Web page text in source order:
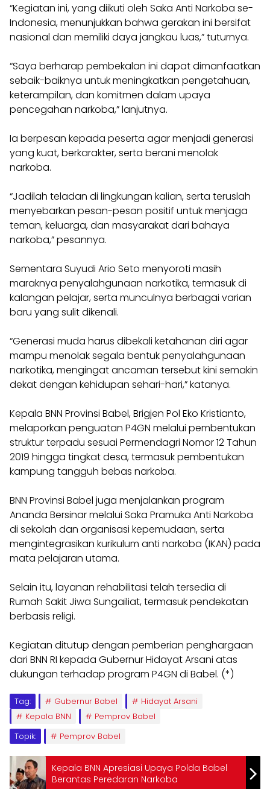
“Kegiatan ini, yang diikuti oleh Saka Anti Narkoba se-
Indonesia, menunjukkan bahwa gerakan ini bersifat
nasional dan memiliki daya jangkau luas,” tuturnya.
“Saya berharap pembekalan ini dapat dimanfaatkan
sebaik-baiknya untuk meningkatkan pengetahuan,
keterampilan, dan komitmen dalam upaya
pencegahan narkoba,” lanjutnya.
Ia berpesan kepada peserta agar menjadi generasi
yang kuat, berkarakter, serta berani menolak
narkoba.
“Jadilah teladan di lingkungan kalian, serta teruslah
menyebarkan pesan-pesan positif untuk menjaga
teman, keluarga, dan masyarakat dari bahaya
narkoba,” pesannya.
Sementara Suyudi Ario Seto menyoroti masih
maraknya penyalahgunaan narkotika, termasuk di
kalangan pelajar, serta munculnya berbagai varian
baru yang sulit dikenali.
“Generasi muda harus dibekali ketahanan diri agar
mampu menolak segala bentuk penyalahgunaan
narkotika, mengingat ancaman tersebut kini semakin
dekat dengan kehidupan sehari-hari,” katanya.
Kepala BNN Provinsi Babel, Brigjen Pol Eko Kristianto,
melaporkan penguatan P4GN melalui pembentukan
struktur terpadu sesuai Permendagri Nomor 12 Tahun
2019 hingga tingkat desa, termasuk pembentukan
kampung tangguh bebas narkoba.
BNN Provinsi Babel juga menjalankan program
Ananda Bersinar melalui Saka Pramuka Anti Narkoba
di sekolah dan organisasi kepemudaan, serta
mengintegrasikan kurikulum anti narkoba (IKAN) pada
mata pelajaran utama.
Selain itu, layanan rehabilitasi telah tersedia di
Rumah Sakit Jiwa Sungailiat, termasuk pendekatan
berbasis religi.
Kegiatan ditutup dengan pemberian penghargaan
dari BNN RI kepada Gubernur Hidayat Arsani atas
dukungan terhadap program P4GN di Babel. (*)
Tag: Gubernur Babel
Hidayat Arsani
Kepala BNN
Pemprov Babel
Topik:
Pemprov Babel
Kepala BNN Apresiasi Upaya Polda Babel
Berantas Peredaran Narkoba